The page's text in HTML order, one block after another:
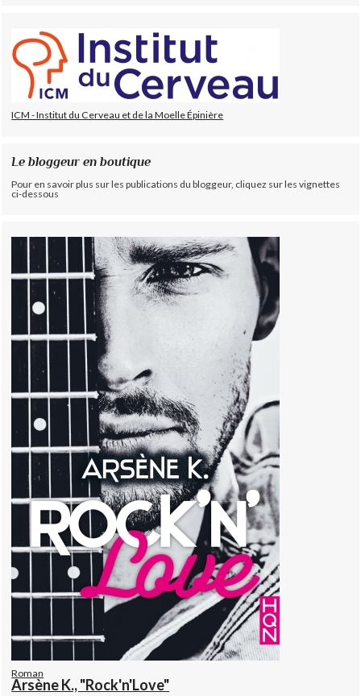
ICM - Institut du Cerveau et de la Moelle Épinière
Le bloggeur en boutique
Pour en savoir plus sur les publications du bloggeur, cliquez sur les vignettes
ci-dessous
Roman
Arsène K., "Rock'n'Love"